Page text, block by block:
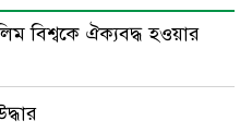
বিশ্বকে ঐক্যবদ্ধ হওয়ার